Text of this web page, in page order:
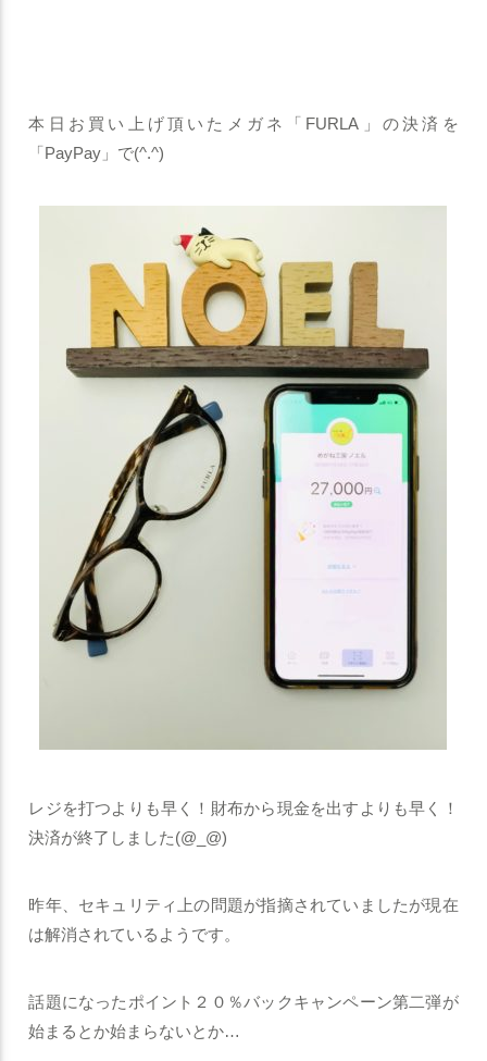
本日お買い上げ頂いたメガネ「FURLA」の決済を
「PayPay」で(^.^)
レジを打つよりも早く！財布から現金を出すよりも早く！
決済が終了しました(@_@)
昨年、セキュリティ上の問題が指摘されていましたが現在
は解消されているようです。
話題になったポイント２０％バックキャンペーン第二弾が
始まるとか始まらないとか…